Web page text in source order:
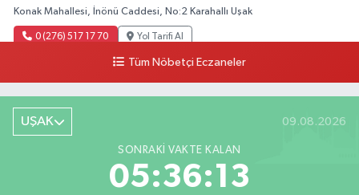
Konak Mahallesi, İnönü Caddesi, No:2 Karahallı Uşak
0 (276) 517 17 70 Yol Tarifi Al
Aşağı Mahallesi, Arıkan Bedük Caddesi, No:75 Ulubey Uşak
0 (276) 716 12 12
Keskin Eczanesi
Gölbahçe Mahallesi, Gazi Bulvarı No:194 Sivaslı Uşak
Tüm Nöbetçi Eczaneler
UŞAK 09.08.2026
SONRAKI VAKTE KALAN
05:36:12